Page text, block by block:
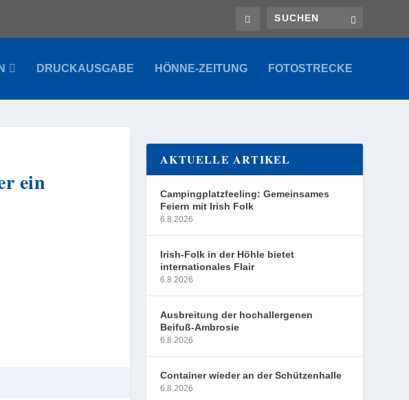
DRUCKAUSGABE HÖNNE-ZEITUNG FOTOSTRECKE
ein
AKTUELLE ARTIKEL
Campingplatzfeeling: Gemeinsames
Feiern mit Irish Folk
6.8.2026
Irish-Folk in der Höhle bietet
internationales Flair
6.8.2026
Ausbreitung der hochallergenen
Beifuß-Ambrosie
6.8.2026
Container wieder an der Schützenhalle
6.8.2026